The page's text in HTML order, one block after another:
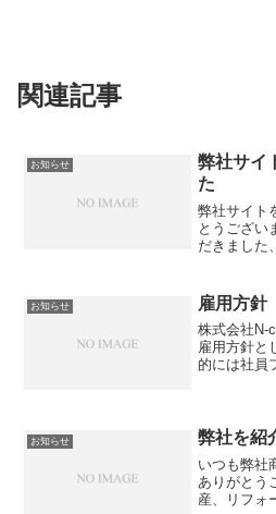
関連記事
お知らせ
弊社サイ
た
弊社サイト
とうござい
だきました
作、コンサ
リューショ
お知らせ 雇用方針
株式会社N-
雇用方針と
的には社員
の不明点、
お知らせ 弊社を紹
いつも弊社
ありがとう
産、リフォ